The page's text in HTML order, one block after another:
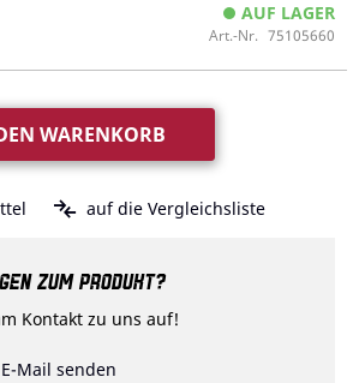
AUF LAGER
Art.-Nr. 75105660
WARENKORB
auf die Vergleichsliste
ZUM PRODUKT?
Kontakt zu uns auf!
E-Mail senden